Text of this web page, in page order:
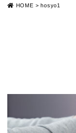
HOME >hosyo1